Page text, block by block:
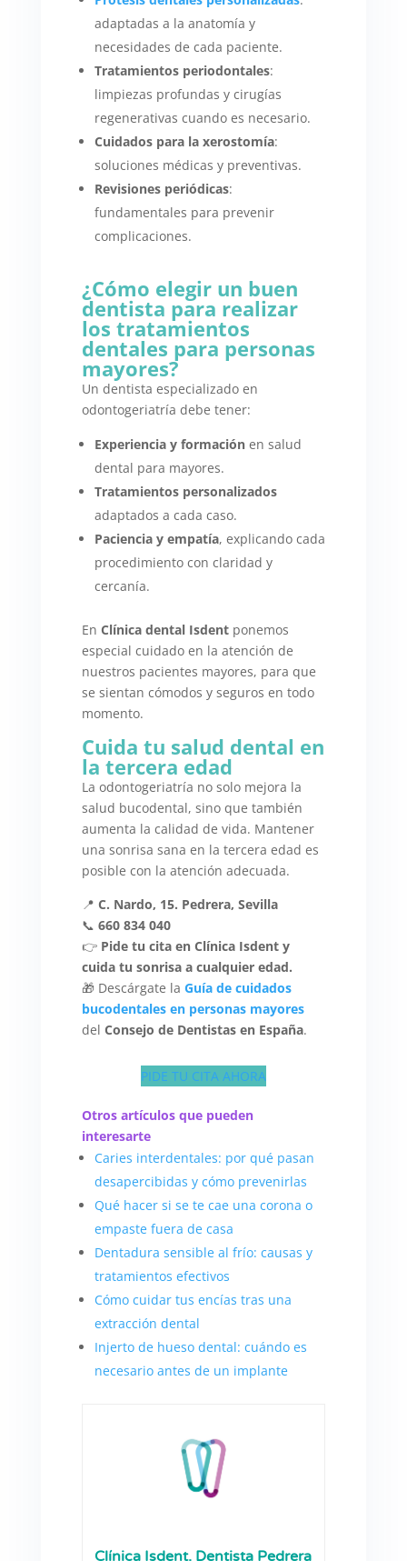
adaptadas a la anatomía y
necesidades de cada paciente.
Tratamientos periodontales:
limpiezas profundas y cirugías
regenerativas cuando es necesario.
Cuidados para la xerostomía:
soluciones médicas y preventivas.
Revisiones periódicas:
fundamentales para prevenir
complicaciones.
¿Cómo elegir un buen
dentista para realizar
los tratamientos
dentales para personas
mayores?
Un dentista especializado en
odontogeriatría debe tener:
Experiencia y formaciónen salud
dental para mayores.
Tratamientos personalizados
adaptados a cada caso.
Paciencia y empatía, explicando cada
procedimiento con claridad y
cercanía.
En Clínica dental Isdentponemos
especial cuidado en la atención de
nuestros pacientes mayores, para que
se sientan cómodos y seguros en todo
momento.
Cuida tu salud dental en
la tercera edad
La odontogeriatría no solo mejora la
salud bucodental, sino que también
aumenta la calidad de vida. Mantener
una sonrisa sana en la tercera edad es
posible con la atención adecuada.
📍 C. Nardo, 15. Pedrera, Sevilla
📞 660 834 040
👉 Pide tu cita en Clínica Isdent y
cuida tu sonrisa a cualquier edad.
🎁 Descárgate la Guía de cuidados
bucodentales en personas mayores
del Consejo de Dentistas en España.
PIDE TU CITA AHORA
Otros artículos que pueden
interesarte
Caries interdentales: por qué pasan
desapercibidas y cómo prevenirlas
Qué hacer si se te cae una corona o
empaste fuera de casa
Dentadura sensible al frío: causas y
tratamientos efectivos
Cómo cuidar tus encías tras una
extracción dental
Injerto de hueso dental: cuándo es
necesario antes de un implante
Clínica Isdent. Dentista Pedrera